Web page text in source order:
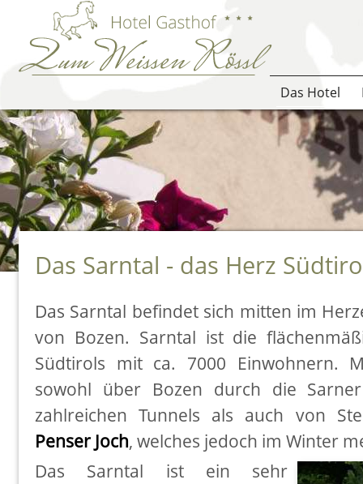
Das Hotel
Das Sarntal - das Herz
Das Sarntal befindet sich mitten im
von Bozen. Sarntal ist die
Südtirols mit ca. 7000 Einwohnern.
sowohl über Bozen durch die
zahlreichen Tunnels als auch von
Penser Joch, welches jedoch im Winter
Das Sarntal ist ein sehr